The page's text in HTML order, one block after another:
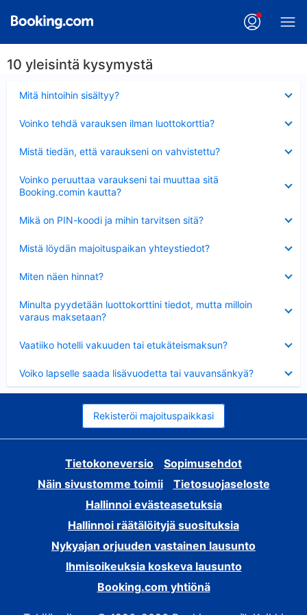
10 yleisintä kysymystä
Mitä hintoihin sisältyy?
Voinko tehdä varauksen ilman luottokorttia?
Mistä tiedän, että varaukseni on vahvistettu?
Voinko peruuttaa varaukseni tai muuttaa sitä
Booking.comin kautta?
Mikä on PIN-koodi ja mihin tarvitsen sitä?
Mistä löydän majoituspaikan yhteystiedot?
Miten näen hinnat?
Minulta pyydetään luottokorttini tiedot, mutta milloin
varaus maksetaan?
Vaatiiko hotelli vakuuden tai etukäteismaksun?
Voiko lapselle saada lisävuodetta tai vauvansänkyä?
Rekisteröi majoituspaikkasi
Tietokoneversio
Sopimusehdot
Näin sivustomme toimii
Tietosuojaseloste
Hallinnoi evästeasetuksia
Hallinnoi räätälöityjä suosituksia
Nykyajan orjuuden vastainen lausunto
Ihmisoikeuksia koskeva lausunto
Booking.com yhtiönä